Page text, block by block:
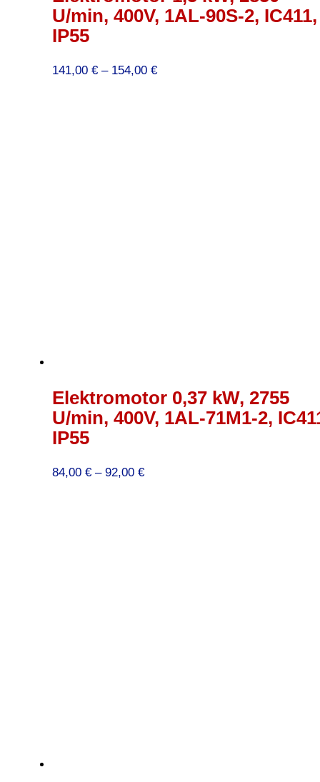
U/min, 400V, 1AL-90S-2, IC411,
IP55
141,00 € – 154,00 €Preisspanne:
Elektromotor 0,37 kW, 2755
U/min, 400V, 1AL-71M1-2,
IP55
84,00 € – 92,00 €Preisspanne: